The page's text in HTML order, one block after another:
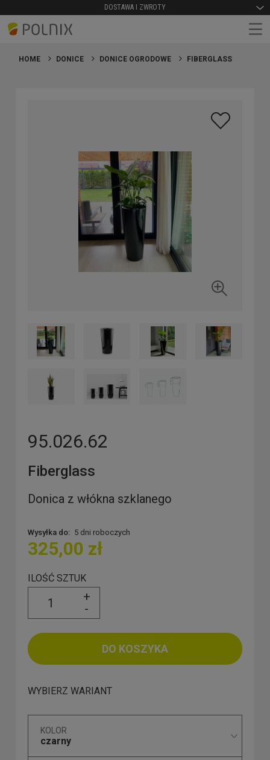
DOSTAWA I ZWROTY
HOME DONICE DONICE OGRODOWE FIBERGLASS
95.026.62
Fiberglass
Donica z włókna szklanego
Wysyłka do: 5 dni roboczych
325,00 zł
ILOŚĆ SZTUK
+
-
DO KOSZYKA
WYBIERZ WARIANT
KOLOR
czarny